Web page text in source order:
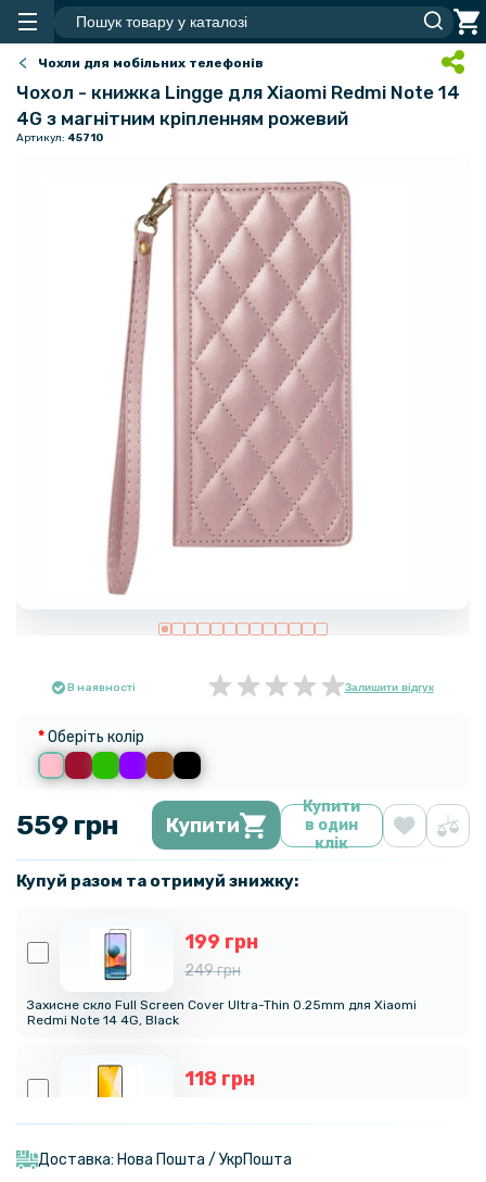
Чохли для мобільних телефонів
Чохол - книжка Lingge для Xiaomi Redmi Note 14
4G​​​ з магнітним кріпленням рожевий
Артикул: 45710
В наявності Залишити відгук
Оберіть колір
559 грн Купити
Купити
в один
клік
Купуй разом та отримуй знижку:
199 грн
249 грн
Захисне скло Full Screen Cover Ultra-Thin 0.25mm для Xiaomi
Redmi Note 14 4G, Black
118 грн
Доставка: Нова Пошта / УкрПошта